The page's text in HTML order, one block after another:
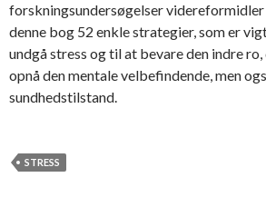
forskningsundersøgelser
denne bog 52 enkle strategier, som er
undgå stress og til at bevare den indre
opnå den mentale velbefindende, men
sundhedstilstand.
STRESS